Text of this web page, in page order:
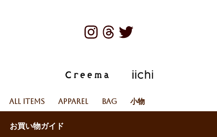
All Items Apparel Bag 小物
お買い物ガイド